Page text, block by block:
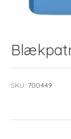
SKU: 700449